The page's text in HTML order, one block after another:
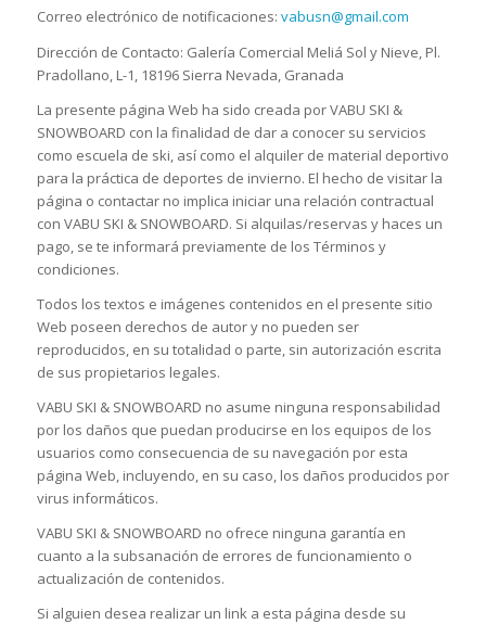
Correo electrónico de notificaciones: vabusn@gmail.com
Dirección de Contacto: Galería Comercial Meliá Sol y Nieve, Pl.
Pradollano, L-1, 18196 Sierra Nevada, Granada
La presente página Web ha sido creada por VABU SKI &
SNOWBOARD con la finalidad de dar a conocer su servicios
como escuela de ski, así como el alquiler de material deportivo
para la práctica de deportes de invierno. El hecho de visitar la
página o contactar no implica iniciar una relación contractual
con VABU SKI & SNOWBOARD. Si alquilas/reservas y haces un
pago, se te informará previamente de los Términos y
condiciones.
Todos los textos e imágenes contenidos en el presente sitio
Web poseen derechos de autor y no pueden ser
reproducidos, en su totalidad o parte, sin autorización escrita
de sus propietarios legales.
VABU SKI & SNOWBOARD no asume ninguna responsabilidad
por los daños que puedan producirse en los equipos de los
usuarios como consecuencia de su navegación por esta
página Web, incluyendo, en su caso, los daños producidos por
virus informáticos.
VABU SKI & SNOWBOARD no ofrece ninguna garantía en
cuanto a la subsanación de errores de funcionamiento o
actualización de contenidos.
Si alguien desea realizar un link a esta página desde su